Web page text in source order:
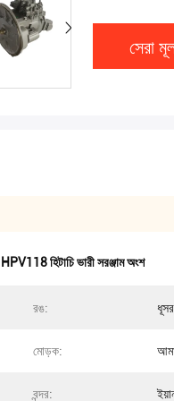
সেরা
HPV118 হিটাচি ভারী সরঞ্জাম অংশ
রঙ: ধূসর
মোড়ক:
বন্দর: